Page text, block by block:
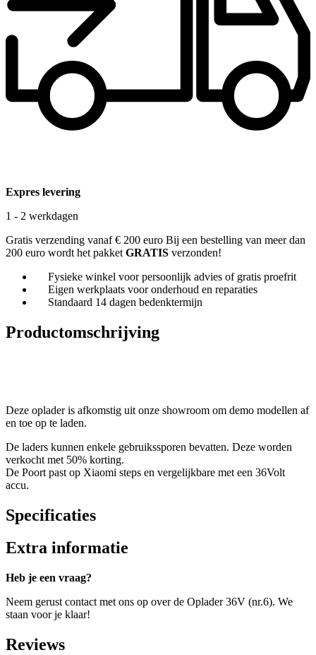
Expres levering
1 - 2 werkdagen
Gratis verzending vanaf € 200 euro Bij een bestelling van meer dan
200 euro wordt het pakket GRATIS verzonden!
Fysieke winkel voor persoonlijk advies of gratis proefrit
Eigen werkplaats voor onderhoud en reparaties
Standaard 14 dagen bedenktermijn
Productomschrijving
Deze oplader is afkomstig uit onze showroom om demo modellen af
en toe op te laden.
De laders kunnen enkele gebruikssporen bevatten. Deze worden
verkocht met 50% korting.
De Poort past op Xiaomi steps en vergelijkbare met een 36Volt
accu.
Specificaties
Extra informatie
Heb je een vraag?
Neem gerust contact met ons op over de Oplader 36V (nr.6). We
staan voor je klaar!
Reviews